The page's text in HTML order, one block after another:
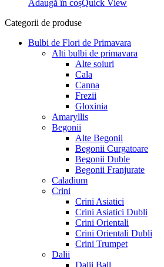
15,99 lei.
Adaugă în coșQuick View
Categorii de produse
Bulbi de Flori de Primavara
Alti bulbi de primavara
Alte soiuri
Cala
Canna
Frezii
Gloxinia
Amaryllis
Begonii
Alte Begonii
Begonii Curgatoare
Begonii Duble
Begonii Franjurate
Caladium
Crini
Crini Asiatici
Crini Asiatici Dubli
Crini Orientali
Crini Orientali Dubli
Crini Trumpet
Dalii
Dalii Ball